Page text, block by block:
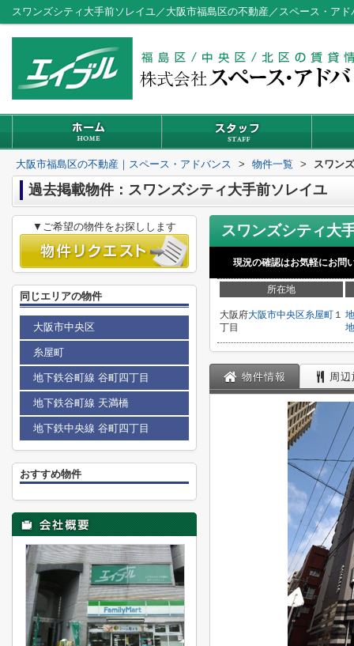
スワンズシティ大手前ソレイユ／大阪市福島区の不動産／スペース・アド
大阪市福島区の不動産｜スペース・アドバンス > 物件一覧 > スワン
過去掲載物件：スワンズシティ大手前ソレイユ
現況の確認はお気軽にお問
所在地
大阪府大阪市中央区糸屋町 １
丁目
物件情報 周
▼ご希望の物件をお探しします
同じエリアの物件
大阪市中央区
糸屋町
地下鉄谷町線 谷町四丁目
地下鉄谷町線 天満橋
地下鉄中央線 谷町四丁目
おすすめ物件